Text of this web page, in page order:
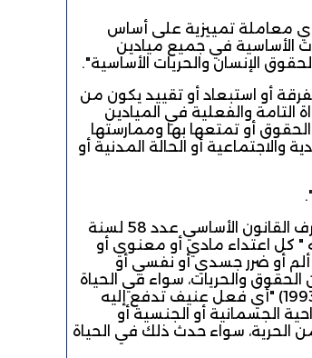
أي معاملة تمييزية على أساس
الأساسية في جميع ميادين
الإنسان والحريات الأساسية".
ضد المرأة بأنه "كل تفرقة أو استبعاد أو تقييد يكون من
التامة والفعلية في الميادين
الحقوق أو تمتعها بها وممارستها
والاجتماعية أو الحالة المدنية أو
ويعتبر التمييز بسبب الجنس هو الموجب الأساسي للعنف الذي يسلط على المرأة إذ عرف القانون الأساسي عدد 58 لسنة
بأنه " كل اعتداء مادي أو معنوي أو
أو ضرر جسدي أو نفسي أو
والحريات، سواء في الحياة
العامة أو الخاصة." وذلك تماشيا مع الإعلان العالمي للقضاء على العنف ضد المرأة (1993) "أي فعل عنيف تدفع إليه
الجسمانية أو الجنسية أو
الحرية، سواء حدث ذلك في الحياة